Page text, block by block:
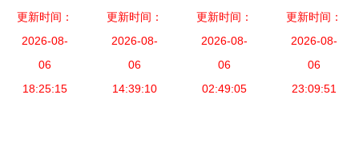
气自动化设
备 其他电
子产品制造
设备产品列
更新时间：
2026-08-
06
18:25:15
电气设备
PLC产品列
表与选型指
南
更新时间：
2026-08-
06
14:39:10
的失算 万
字级小设备
沦为“温州
批发”——
更新时间：
2026-08-
06
02:49:05
设备应用中
的8千瓦柴
油发电机选
型与配置指
更新时间：
2026-08-
06
23:09:51